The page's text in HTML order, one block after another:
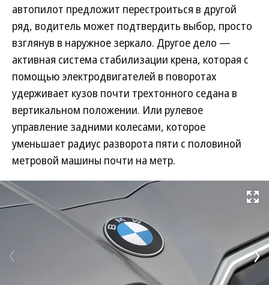
автопилот предложит перестроиться в другой
ряд, водитель может подтвердить выбор, просто
взглянув в наружное зеркало. Другое дело —
активная система стабилизации крена, которая с
помощью электродвигателей в поворотах
удерживает кузов почти трехтонного седана в
вертикальном положении. Или рулевое
управление задними колесами, которое
уменьшает радиус разворота пяти с половиной
метровой машины почти на метр.
Развернуть